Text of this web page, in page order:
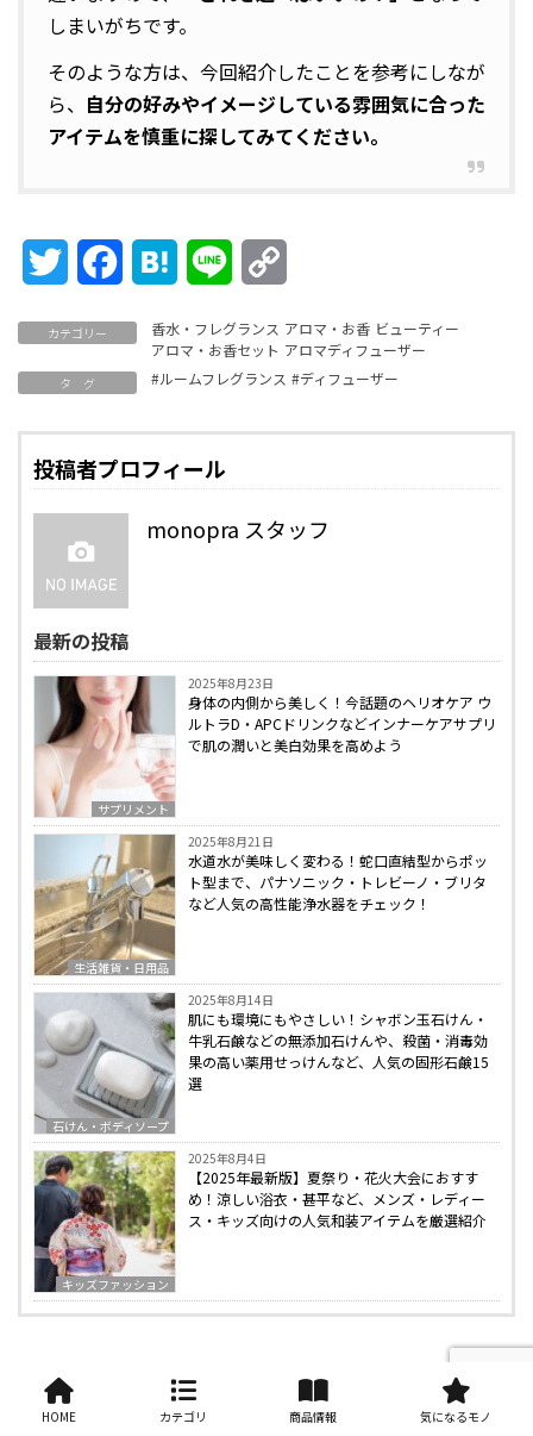
しまいがちです。
そのような方は、今回紹介したことを参考にしなが
ら、 自分の好みやイメージしている雰囲気に合った
アイテムを慎重に探してみてください。
Twitter FacebookHatena Line
カテゴリー 香水・フレグランス アロマ・お香 ビューティー
アロマ・お香セット アロマディフューザー
タ グ #ルームフレグランス #ディフューザー
投稿者プロフィール
monopra スタッフ
最新の投稿
サプリメント
2025年8月23日
身体の内側から美しく！今話題のヘリオケア ウ
ルトラD・APCドリンクなどインナーケアサプリ
で肌の潤いと美白効果を高めよう
生活雑貨・日用品
2025年8月21日
水道水が美味しく変わる！蛇口直結型からポッ
ト型まで、パナソニック・トレビーノ・ブリタ
など人気の高性能浄水器をチェック！
石けん・ボディソープ
2025年8月14日
肌にも環境にもやさしい！シャボン玉石けん・
牛乳石鹸などの無添加石けんや、殺菌・消毒効
果の高い薬用せっけんなど、人気の固形石鹸15
選
キッズファッション
2025年8月4日
【2025年最新版】夏祭り・花火大会におすす
め！涼しい浴衣・甚平など、メンズ・レディー
ス・キッズ向けの人気和装アイテムを厳選紹介
HOME カテゴリ 商品情報 気になるモノ